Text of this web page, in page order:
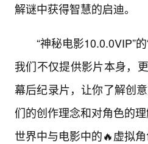
解谜中获得智慧的启迪。
“神秘电影10.0.0VIP”
我们不仅提供影片本身，
幕后纪录片，让你了解创
们的创作理念和对角色的
世界中与电影中的🔥虚拟角